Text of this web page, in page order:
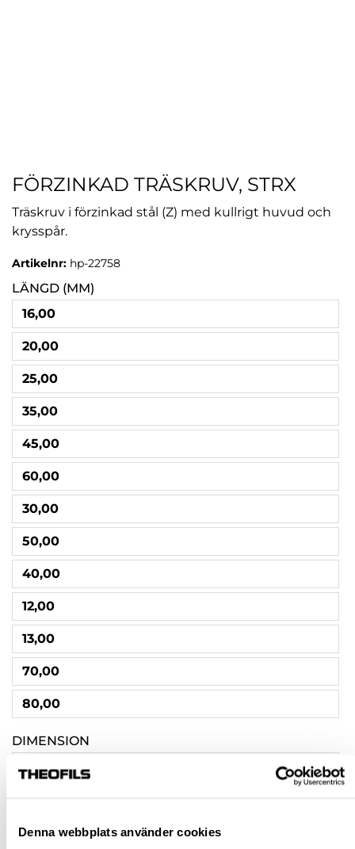
Denna webbplats använder cookies
FÖRZINKAD TRÄSKRUV, STRX
Träskruv i förzinkad stål (Z) med kullrigt huvud och
krysspår.
Artikelnr: hp-22758
LÄNGD (MM)
16,00
20,00
25,00
35,00
45,00
60,00
30,00
50,00
40,00
12,00
13,00
70,00
80,00
DIMENSION
3,0
4,5